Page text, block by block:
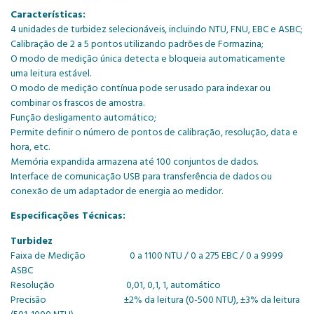
Características:
4 unidades de turbidez selecionáveis, incluindo NTU, FNU, EBC e ASBC;
Calibração de 2 a 5 pontos utilizando padrões de Formazina;
O modo de medição única detecta e bloqueia automaticamente
uma leitura estável.
O modo de medição contínua pode ser usado para indexar ou
combinar os frascos de amostra.
Função desligamento automático;
Permite definir o número de pontos de calibração, resolução, data e
hora, etc.
Memória expandida armazena até 100 conjuntos de dados.
Interface de comunicação USB para transferência de dados ou
conexão de um adaptador de energia ao medidor.
Especificações Técnicas:
Turbidez
Faixa de Medição 0 a 1100 NTU / 0 a 275 EBC / 0 a 9999
ASBC
Resolução 0,01, 0,1, 1, automático
Precisão ±2% da leitura (0-500 NTU), ±3% da leitura